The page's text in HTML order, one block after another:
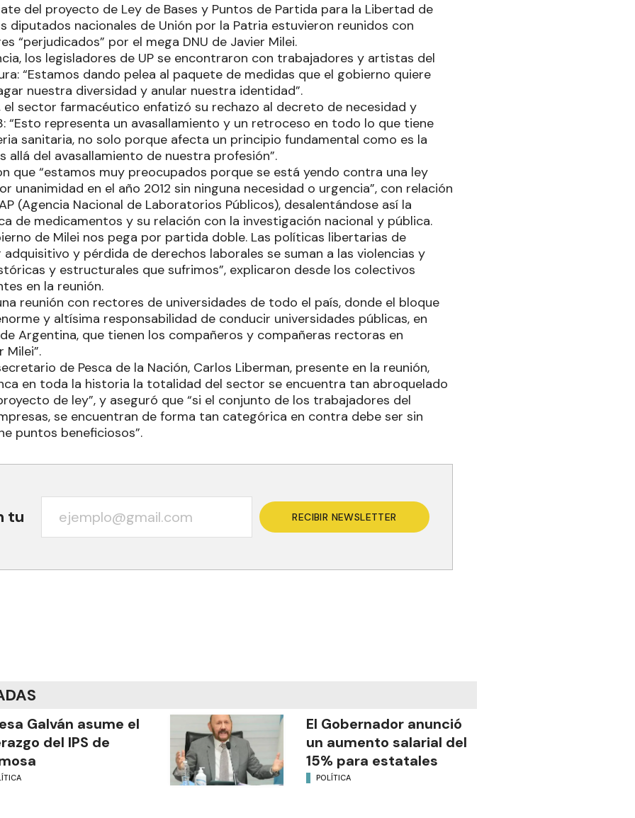
del proyecto de Ley de Bases y Puntos de Partida para la Libertad de
diputados nacionales de Unión por la Patria estuvieron reunidos con
“perjudicados” por el mega DNU de Javier Milei.
los legisladores de UP se encontraron con trabajadores y artistas del
“Estamos dando pelea al paquete de medidas que el gobierno quiere
nuestra diversidad y anular nuestra identidad”.
el sector farmacéutico enfatizó su rechazo al decreto de necesidad y
“Esto representa un avasallamiento y un retroceso en todo lo que tiene
sanitaria, no solo porque afecta un principio fundamental como es la
allá del avasallamiento de nuestra profesión”.
que “estamos muy preocupados porque se está yendo contra una ley
unanimidad en el año 2012 sin ninguna necesidad o urgencia”, con relación
(Agencia Nacional de Laboratorios Públicos), desalentándose así la
de medicamentos y su relación con la investigación nacional y pública.
de Milei nos pega por partida doble. Las políticas libertarias de
y pérdida de derechos laborales se suman a las violencias y
y estructurales que sufrimos”, explicaron desde los colectivos
en la reunión.
reunión con rectores de universidades de todo el país, donde el bloque
y altísima responsabilidad de conducir universidades públicas, en
Argentina, que tienen los compañeros y compañeras rectoras en
Milei”.
de Pesca de la Nación, Carlos Liberman, presente en la reunión,
en toda la historia la totalidad del sector se encuentra tan abroquelado
de ley”, y aseguró que “si el conjunto de los trabajadores del
se encuentran de forma tan categórica en contra debe ser sin
puntos beneficiosos”.
tu RECIBIR NEWSLETTER
Galván asume el
del IPS de
El Gobernador anunció
un aumento salarial del
15% para estatales
POLÍTICA